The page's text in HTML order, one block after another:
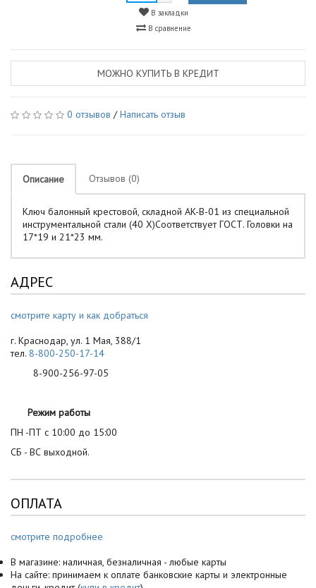
В закладки
В сравнение
МОЖНО КУПИТЬ В КРЕДИТ
0 отзывов /Написать отзыв
Описание Отзывов (0)
Ключ балонный крестовой, складной AK-B-01 из специальной
инструментальной стали (40 Х)Cоответствует ГОСТ. Головки на
17*19 и 21*23 мм.
АДРЕС
смотрите карту и как добраться
г. Краснодар, ул. 1 Мая, 388/1
тел. 8-800-250-17-14
8-900-256-97-05
Режим работы
ПН -ПТ с 10:00 до 15:00
СБ - ВС выходной.
ОПЛАТА
смотрите подробнее
В магазине: наличная, безналичная - любые карты
На сайте: принимаем к оплате банковские карты и электронные